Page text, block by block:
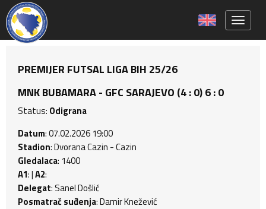
PREMIJER FUTSAL LIGA BIH 25/26
MNK BUBAMARA - GFC SARAJEVO (4 : 0) 6 : 0
Status: Odigrana
Datum: 07.02.2026 19:00
Stadion: Dvorana Cazin - Cazin
Gledalaca: 1400
A1: |A2:
Delegat: Sanel Došlić
Posmatrač suđenja: Damir Knežević